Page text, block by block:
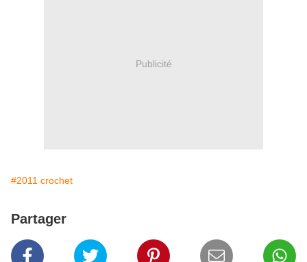
Publicité
#2011 crochet
Partager